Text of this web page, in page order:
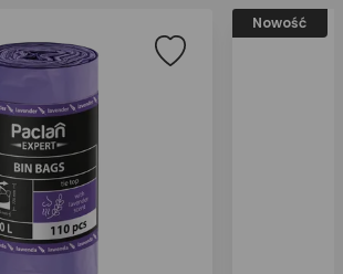
Nowość